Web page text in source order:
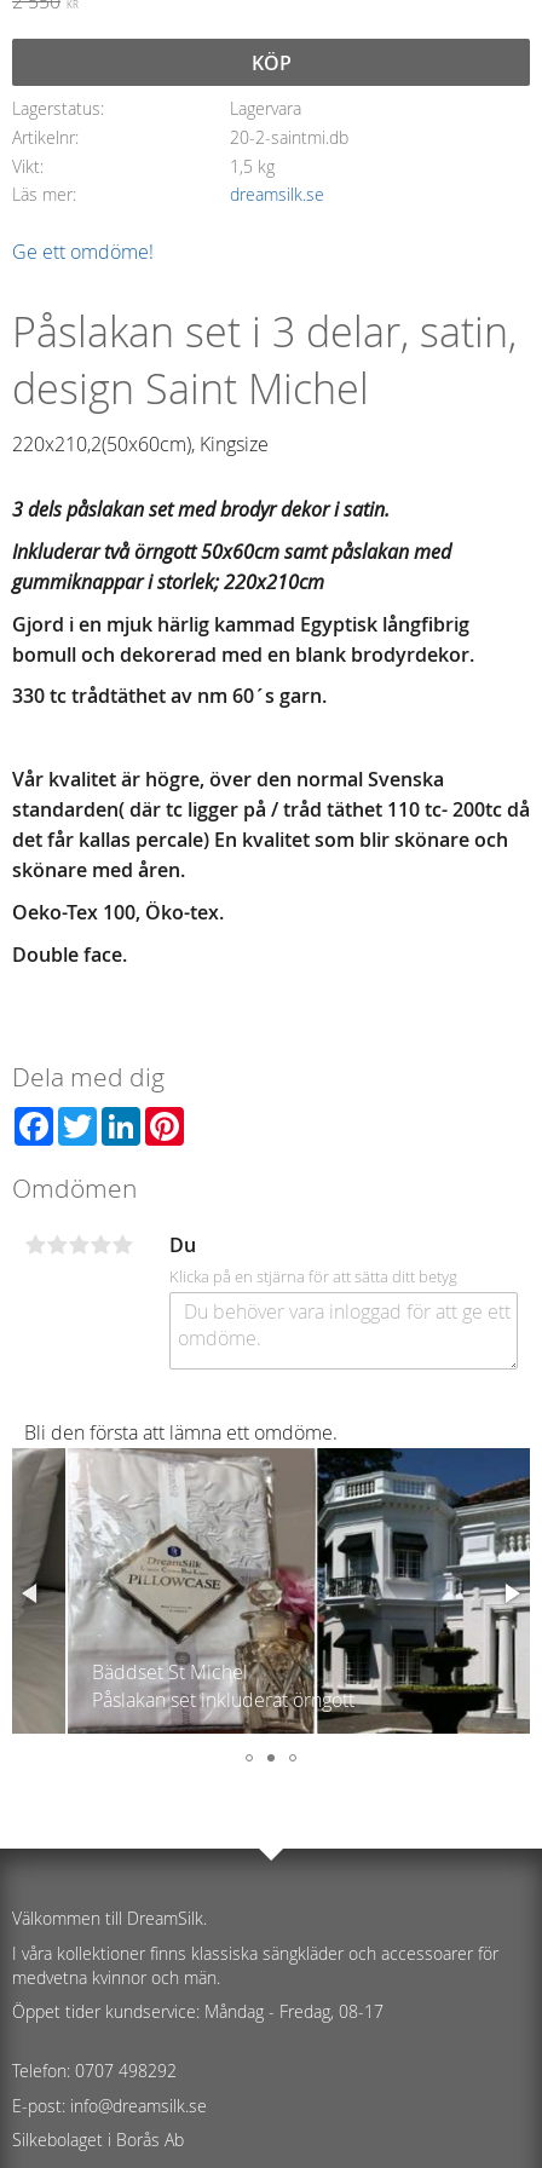
KR
KÖP
Lagerstatus
Lagervara
Artikelnr
20-2-saintmi.db
Vikt
1,5 kg
Läs mer
dreamsilk.se
Ge ett omdöme!
Påslakan set i 3 delar, satin,
design Saint Michel
220x210,2(50x60cm), Kingsize
3 dels påslakan set med brodyr dekor i satin.
Inkluderar två örngott 50x60cm samt påslakan med
gummiknappar i storlek; 220x210cm
Gjord i en mjuk härlig kammad Egyptisk långfibrig
bomulloch dekorerad med en blank brodyrdekor.
330 tc trådtäthet av nm 60´s garn.
Vår kvalitet är högre, över den normal Svenska
standarden( där tc ligger på / tråd täthet 110 tc- 200tc då
det får kallas percale) En kvalitet som blir skönare och
skönare med åren.
Oeko-Tex 100, Öko-tex.
Double face.
Dela med dig
Facebook
TwitterLinkedIn
Omdömen
Du
Klicka på en stjärna för att sätta ditt betyg
Bli den första att lämna ett omdöme.
Bäddset St Michel
Påslakan set inkluderat örngott
Välkommen till DreamSilk.
I våra kollektioner finns klassiska sängkläder och accessoarer för
medvetna kvinnor och män.
Öppet tider kundservice: Måndag - Fredag, 08-17
Telefon: 0707 498292
E-post: info@dreamsilk.se
Silkebolaget i Borås Ab